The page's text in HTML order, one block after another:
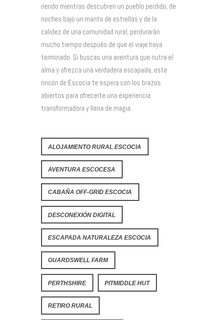
riendo mientras descubren un pueblo perdido, de
noches bajo un manto de estrellas y de la
calidez de una comunidad rural, perdurarán
mucho tiempo después de que el viaje haya
terminado. Si buscas una aventura que nutra el
alma y ofrezca una verdadera escapada, este
rincón de Escocia te espera con los brazos
abiertos para ofrecerte una experiencia
transformadora y llena de magia.
ALOJAMIENTO RURAL ESCOCIA
AVENTURA ESCOCESA
CABAÑA OFF-GRID ESCOCIA
DESCONEXIÓN DIGITAL
ESCAPADA NATURALEZA ESCOCIA
GUARDSWELL FARM
PERTHSHIRE PITMIDDLE HUT
RETIRO RURAL